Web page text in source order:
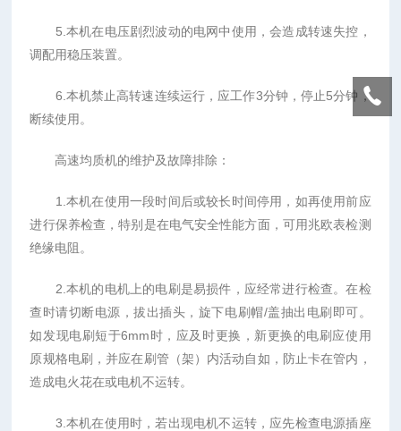
5.本机在电压剧烈波动的电网中使用，会造成转速失控，
调配用稳压装置。
6.本机禁止高转速连续运行，应工作3分钟，停止5分钟，
断续使用。
高速均质机的维护及故障排除：
1.本机在使用一段时间后或较长时间停用，如再使用前应
进行保养检查，特别是在电气安全性能方面，可用兆欧表检测
绝缘电阻。
2.本机的电机上的电刷是易损件，应经常进行检查。在检
查时请切断电源，拔出插头，旋下电刷帽/盖抽出电刷即可。
如发现电刷短于6mm时，应及时更换，新更换的电刷应使用
原规格电刷，并应在刷管（架）内活动自如，防止卡在管内，
造成电火花在或电机不运转。
3.本机在使用时，若出现电机不运转，应先检查电源插座